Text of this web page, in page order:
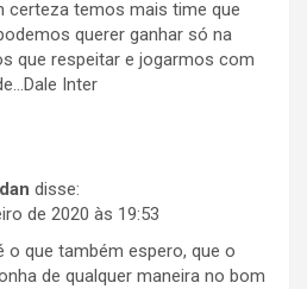
certeza temos mais time que
querer ganhar só na
que respeitar e jogarmos com
Inter
disse:
de 2020 às 19:53
o que também espero, que o
de qualquer maneira no bom